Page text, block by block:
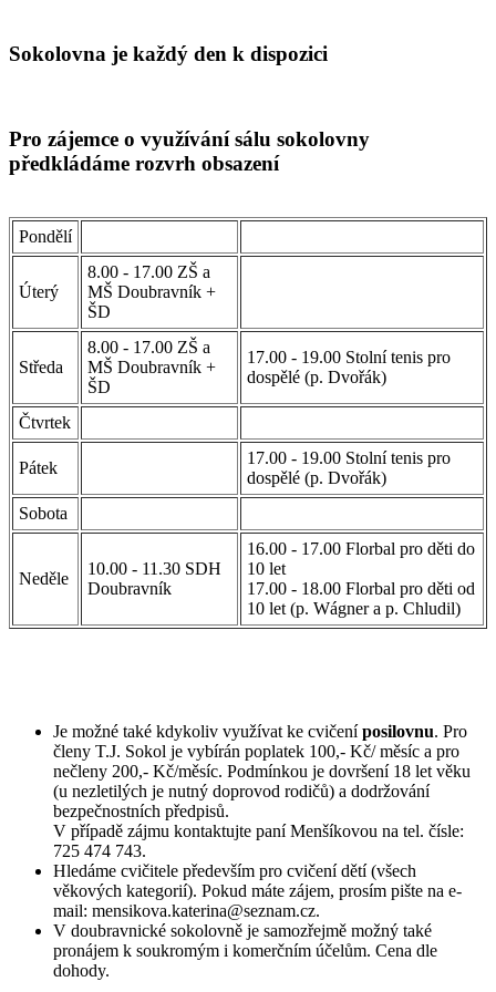
Sokolovna je každý den k dispozici
Pro zájemce o využívání sálu sokolovny
předkládáme rozvrh obsazení
Pondělí
Úterý
8.00 - 17.00 ZŠ a
MŠ Doubravník +
ŠD
Středa
8.00 - 17.00 ZŠ a
MŠ Doubravník +
ŠD
17.00 - 19.00 Stolní tenis pro
dospělé (p. Dvořák)
Čtvrtek
Pátek
17.00 - 19.00 Stolní tenis pro
dospělé (p. Dvořák)
Sobota
Neděle
10.00 - 11.30 SDH
Doubravník
16.00 - 17.00 Florbal pro děti do
10 let
17.00 - 18.00 Florbal pro děti od
10 let (p. Wágner a p. Chludil)
Je možné také kdykoliv využívat ke cvičeníposilovnu. Pro
členy T.J. Sokol je vybírán poplatek 100,- Kč/ měsíc a pro
nečleny 200,- Kč/měsíc. Podmínkou je dovršení 18 let věku
(u nezletilých je nutný doprovod rodičů) a dodržování
bezpečnostních předpisů.
V případě zájmu kontaktujte paní Menšíkovou na tel. čísle:
725 474 743.
Hledáme cvičitele především pro cvičení dětí (všech
věkových kategorií). Pokud máte zájem, prosím pište na e-
mail: mensikova.katerina@seznam.cz.
V doubravnické sokolovně je samozřejmě možný také
pronájem k soukromým i komerčním účelům. Cena dle
dohody.